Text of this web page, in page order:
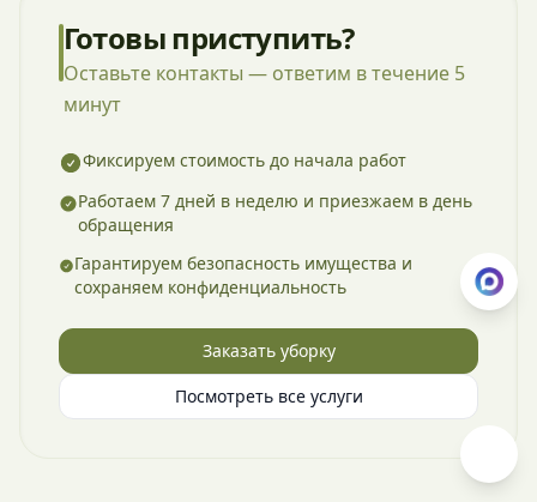
Готовы приступить?
Оставьте контакты — ответим в течение 5
минут
Фиксируем стоимость до начала работ
Работаем 7 дней в неделю и приезжаем в день
обращения
Гарантируем безопасность имущества и
сохраняем конфиденциальность
Заказать уборку
Посмотреть все услуги